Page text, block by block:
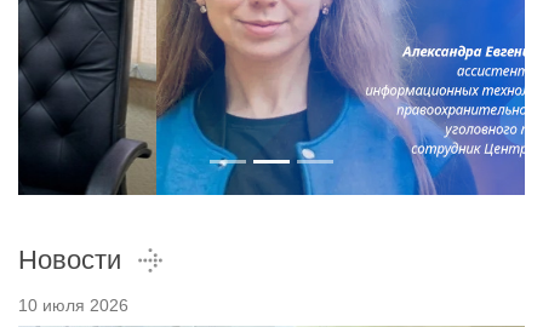
Новости
10 июля 2026